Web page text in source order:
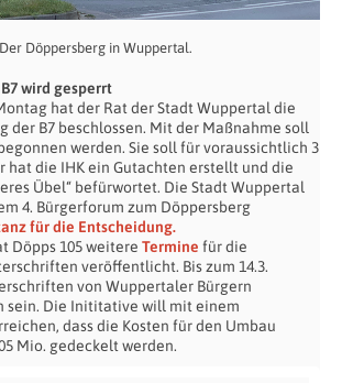
Der Döppersberg in Wuppertal.
wird gesperrt
hat der Rat der Stadt Wuppertal die
der B7 beschlossen. Mit der Maßnahme soll
werden. Sie soll für voraussichtlich 3
hat die IHK ein Gutachten erstellt und die
Übel“ befürwortet. Die Stadt Wuppertal
4. Bürgerforum zum Döppersberg
für die Entscheidung.
Döpps 105 weitere Termine für die
veröffentlicht. Bis zum 14.3.
von Wuppertaler Bürgern
sein. Die Inititative will mit einem
dass die Kosten für den Umbau
Mio. gedeckelt werden.